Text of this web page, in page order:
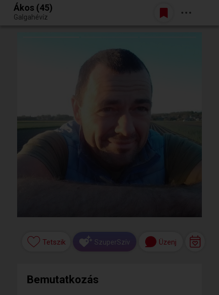
Egy jó randiból bármi lehet.
Belépés
Ákos (45)
Galgahévíz
Tetszik SzuperSzív Üzenj
Bemutatkozás